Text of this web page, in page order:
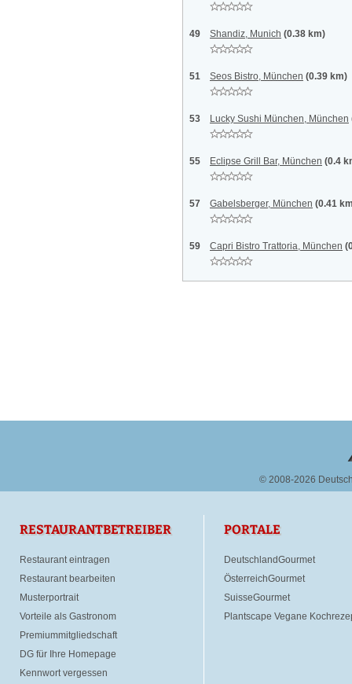
49 Shandiz, Munich (0.38 km)
51 Seos Bistro, München (0.39 km)
53 Lucky Sushi München, München
55 Eclipse Grill Bar, München (0.4
57 Gabelsberger, München (0.41
59 Capri Bistro Trattoria, München
© 2008-2026
RESTAURANTBETREIBER
Restaurant eintragen
Restaurant bearbeiten
Musterportrait
Vorteile als Gastronom
Premiummitgliedschaft
DG für Ihre Homepage
Kennwort vergessen
PORTALE
DeutschlandGourmet
ÖsterreichGourmet
SuisseGourmet
Plantscape Vegane